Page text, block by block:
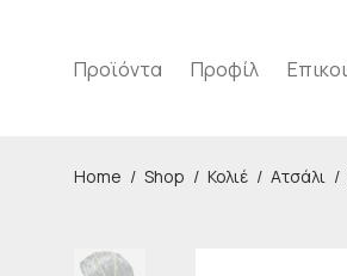
Προϊόντα Προφίλ
Home / Shop / Κολιέ / Ατσάλι /